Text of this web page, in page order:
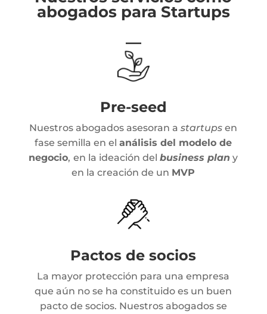
abogados para Startups
—
Pre-seed
Nuestros abogados asesoran astartups en
fase semilla en elanálisis del modelo de
negocio, en la ideación delbusiness plan y
en la creación de un MVP
Pactos de socios
La mayor protección para una empresa
que aún no se ha constituido es un buen
pacto de socios. Nuestros abogados se